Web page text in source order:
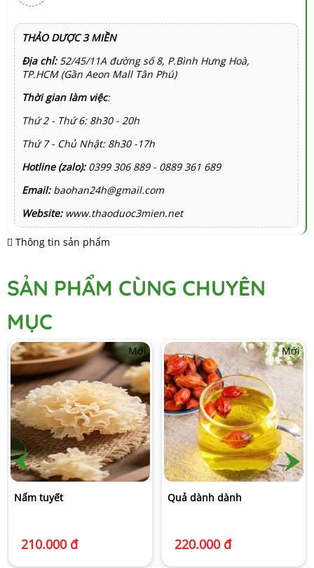
THẢO DƯỢC 3 MIỀN
Địa chỉ:52/45/11A đường số 8, P.Bình Hưng Hoà,
TP.HCM (Gần Aeon Mall Tân Phú)
Thời gian làm việc:
Thứ 2 - Thứ 6: 8h30 - 20h
Thứ 7 - Chủ Nhật: 8h30 -17h
Hotline (zalo): 0399 306 889 - 0889 361 689
Email:baohan24h@gmail.com
Website:www.thaoduoc3mien.net
Thông tin sản phẩm
SẢN PHẨM CÙNG CHUYÊN
MỤC
Mới Mới
Quả dành dành
220.000 đ
Mới
Lá chanh sấy khô
200.000 đ